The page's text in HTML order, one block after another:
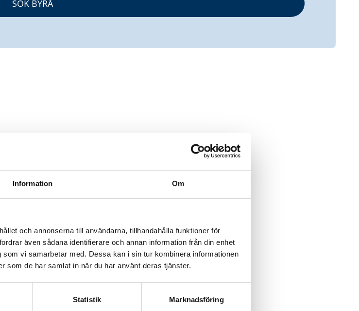
Information Om
och annonserna till användarna, tillhandahålla funktioner för
även sådana identifierare och annan information från din enhet
vi samarbetar med. Dessa kan i sin tur kombinera informationen
som de har samlat in när du har använt deras tjänster.
Statistik Marknadsföring